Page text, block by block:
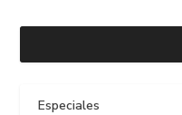
Especiales